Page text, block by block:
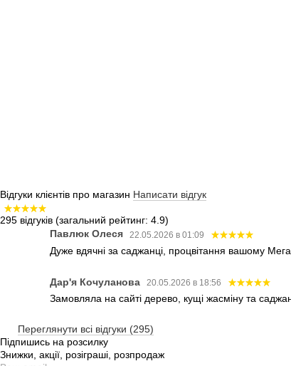
Відгуки клієнтів про магазин Написати відгук
295 відгуків (загальний рейтинг: 4.9)
Павлюк Олеся
22.05.2026 в 01:09
Дуже вдячні за саджанці, процвітання вашому
Дар'я Кочуланова 20.05.2026 в 18:56
Замовляла на сайті дерево, кущі жасміну та
Переглянути всі відгуки (295)
Підпишись на розсилку
Знижки, акції, розіграші, розпродаж